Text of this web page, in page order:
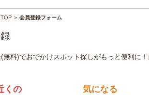
会員登録フォーム
くの
気になる